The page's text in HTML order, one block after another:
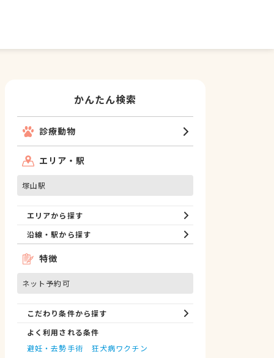
かんたん検索
診療動物
エリア・駅
塚山駅
エリアから探す
沿線・駅から探す
特徴
ネット予約可
こだわり条件から探す
よく利用される条件
避妊・去勢手術
狂犬病ワクチン